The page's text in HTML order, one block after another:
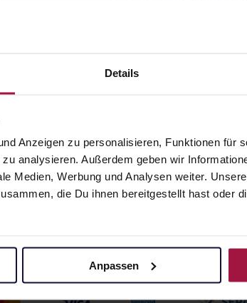
Details
Anzeigen zu personalisieren, Funktionen für
analysieren. Außerdem geben wir
Medien, Werbung und Analysen weiter.
die Du ihnen bereitgestellt hast oder
Anpassen